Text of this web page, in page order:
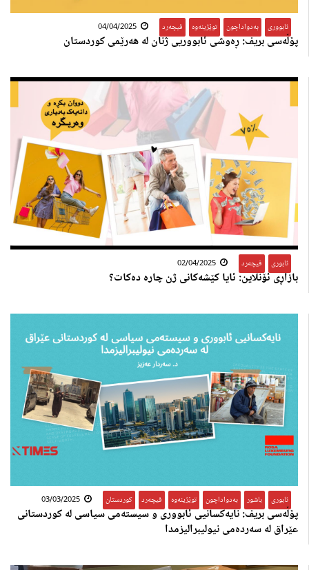
ئابووری بەدواداچون توێژینەوە فیچەرد 04/04/2025
پۆڵەسی بریف: ڕەوشی ئابووریی ژنان لە هەرێمی کوردستان
ئابوری فیچەرد 02/04/2025
بازاڕی ئۆنلاین: ئایا کێشەکانی ژن چارە دەکات؟
ئابوری باشور بەدواداچون توێژینەوە فیچەرد کوردستان 03/03/2025
پۆڵەسی بریف: نایەکسانیی ئابووری و سیستەمی سیاسی لە کوردستانی
عێراق لە سەردەمی نیولیبرالیزمدا